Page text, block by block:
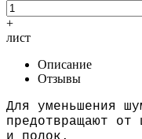
+
лист
Описание
Отзывы
Для уменьшения
предотвращают от